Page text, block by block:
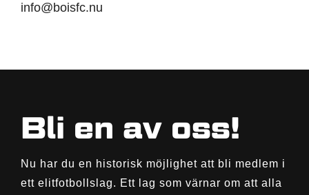
info@boisfc.nu
Bli en av oss!
Nu har du en historisk möjlighet att bli medlem i
ett elitfotbollslag. Ett lag som värnar om att alla